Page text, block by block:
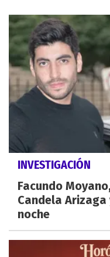
INVESTIGACIÓN
Facundo
Candela
noche